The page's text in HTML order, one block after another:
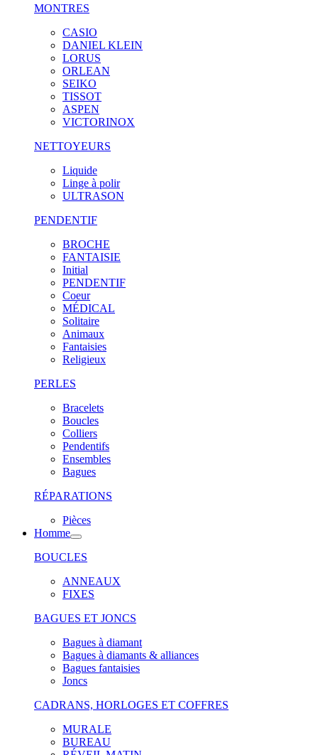
MONTRES
CASIO
DANIEL KLEIN
LORUS
ORLEAN
SEIKO
TISSOT
ASPEN
VICTORINOX
NETTOYEURS
Liquide
Linge à polir
ULTRASON
PENDENTIF
BROCHE
FANTAISIE
Initial
PENDENTIF
Coeur
MÉDICAL
Solitaire
Animaux
Fantaisies
Religieux
PERLES
Bracelets
Boucles
Colliers
Pendentifs
Ensembles
Bagues
RÉPARATIONS
Pièces
Homme
BOUCLES
ANNEAUX
FIXES
BAGUES ET JONCS
Bagues à diamant
Bagues à diamants & alliances
Bagues fantaisies
Joncs
CADRANS, HORLOGES ET COFFRES
MURALE
BUREAU